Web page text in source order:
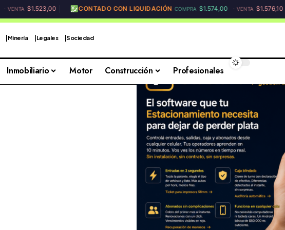
$1.523,00 CONTADO CON LIQUIDACIÓN COMPRA $1.574,00 VENTA $1.576,10
Minería Legales Sociedad
Inmobiliario Motor Construcción Profesionales